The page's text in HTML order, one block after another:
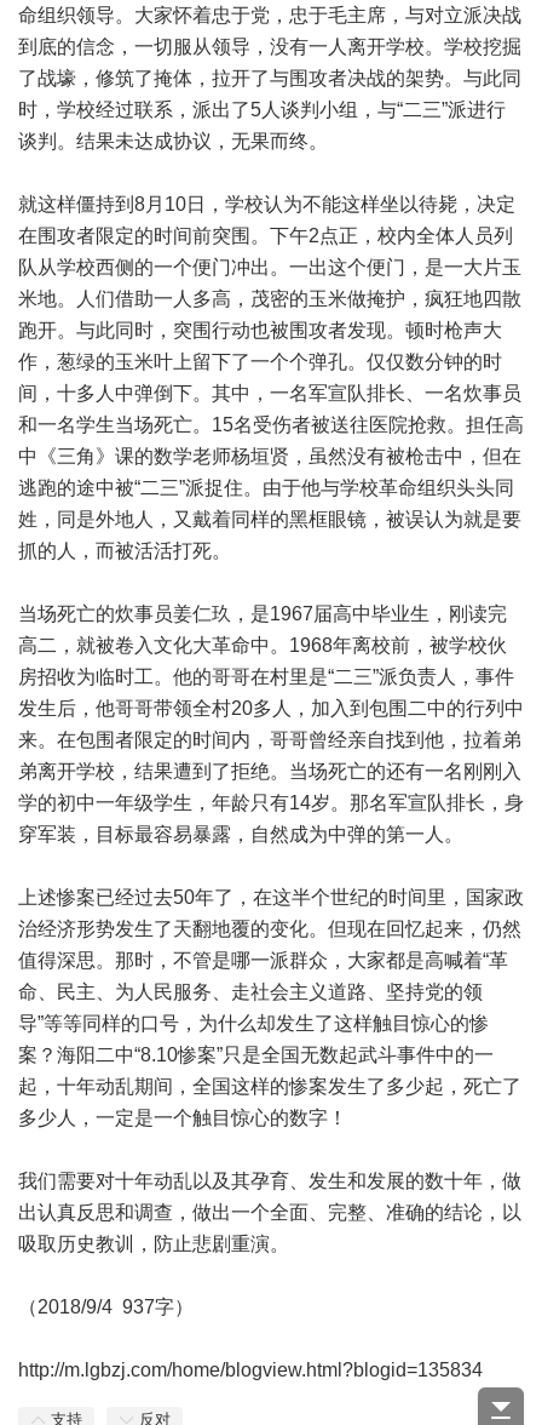
命组织领导。大家怀着忠于党，忠于毛主席，与对立派决战
到底的信念，一切服从领导，没有一人离开学校。学校挖掘
了战壕，修筑了掩体，拉开了与围攻者决战的架势。与此同
时，学校经过联系，派出了5人谈判小组，与“二三”派进行
谈判。结果未达成协议，无果而终。
就这样僵持到8月10日，学校认为不能这样坐以待毙，决定
在围攻者限定的时间前突围。下午2点正，校内全体人员列
队从学校西侧的一个便门冲出。一出这个便门，是一大片玉
米地。人们借助一人多高，茂密的玉米做掩护，疯狂地四散
跑开。与此同时，突围行动也被围攻者发现。顿时枪声大
作，葱绿的玉米叶上留下了一个个弹孔。仅仅数分钟的时
间，十多人中弹倒下。其中，一名军宣队排长、一名炊事员
和一名学生当场死亡。15名受伤者被送往医院抢救。担任高
中《三角》课的数学老师杨垣贤，虽然没有被枪击中，但在
逃跑的途中被“二三”派捉住。由于他与学校革命组织头头同
姓，同是外地人，又戴着同样的黑框眼镜，被误认为就是要
抓的人，而被活活打死。
当场死亡的炊事员姜仁玖，是1967届高中毕业生，刚读完
高二，就被卷入文化大革命中。1968年离校前，被学校伙
房招收为临时工。他的哥哥在村里是“二三”派负责人，事件
发生后，他哥哥带领全村20多人，加入到包围二中的行列中
来。在包围者限定的时间内，哥哥曾经亲自找到他，拉着弟
弟离开学校，结果遭到了拒绝。当场死亡的还有一名刚刚入
学的初中一年级学生，年龄只有14岁。那名军宣队排长，身
穿军装，目标最容易暴露，自然成为中弹的第一人。
上述惨案已经过去50年了，在这半个世纪的时间里，国家政
治经济形势发生了天翻地覆的变化。但现在回忆起来，仍然
值得深思。那时，不管是哪一派群众，大家都是高喊着“革
命、民主、为人民服务、走社会主义道路、坚持党的领
导”等等同样的口号，为什么却发生了这样触目惊心的惨
案？海阳二中“8.10惨案”只是全国无数起武斗事件中的一
起，十年动乱期间，全国这样的惨案发生了多少起，死亡了
多少人，一定是一个触目惊心的数字！
我们需要对十年动乱以及其孕育、发生和发展的数十年，做
出认真反思和调查，做出一个全面、完整、准确的结论，以
吸取历史教训，防止悲剧重演。
（2018/9/4 937字）
http://m.lgbzj.com/home/blogview.html?blogid=135834
支持 反对